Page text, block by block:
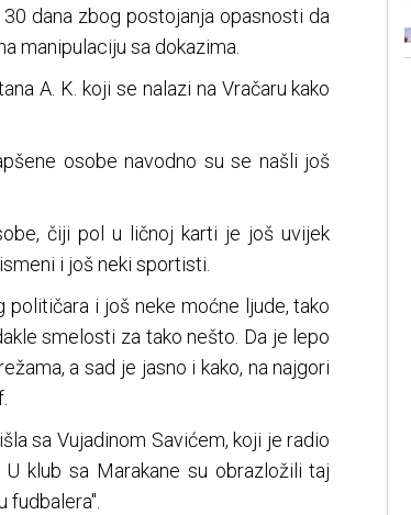
dana zbog postojanja opasnosti da
manipulaciju sa dokazima.
A. K. koji se nalazi na Vračaru kako
osobe navodno su se našli još
čiji pol u ličnoj karti je još uvijek
i još neki sportisti.
političara i još neke moćne ljude, tako
smelosti za tako nešto. Da je lepo
a sad je jasno i kako, na najgori
sa Vujadinom Savićem, koji je radio
klub sa Marakane su obrazložili taj
fudbalera".